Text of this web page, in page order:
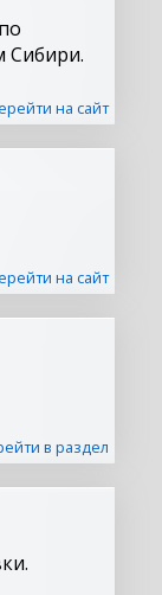
Сибири.
на сайт
на сайт
в раздел